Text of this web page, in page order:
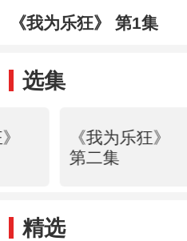
《我为乐狂》 第1集
选集
《我为乐狂》
第二集
精选